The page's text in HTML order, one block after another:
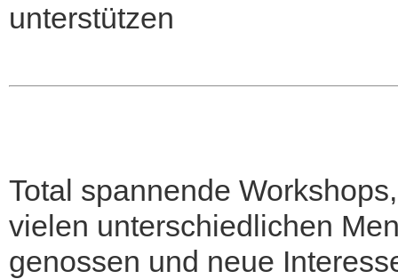
unterstützen
Total spannende
vielen unterschiedlichen
genossen und neue